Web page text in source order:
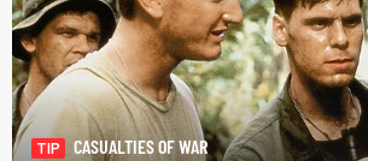
TIP
CASUALTIES OF WAR